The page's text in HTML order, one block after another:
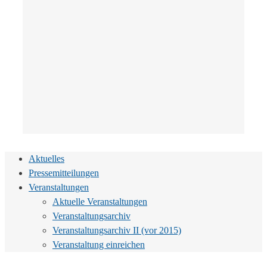
Aktuelles
Pressemitteilungen
Veranstaltungen
Aktuelle Veranstaltungen
Veranstaltungsarchiv
Veranstaltungsarchiv II (vor 2015)
Veranstaltung einreichen